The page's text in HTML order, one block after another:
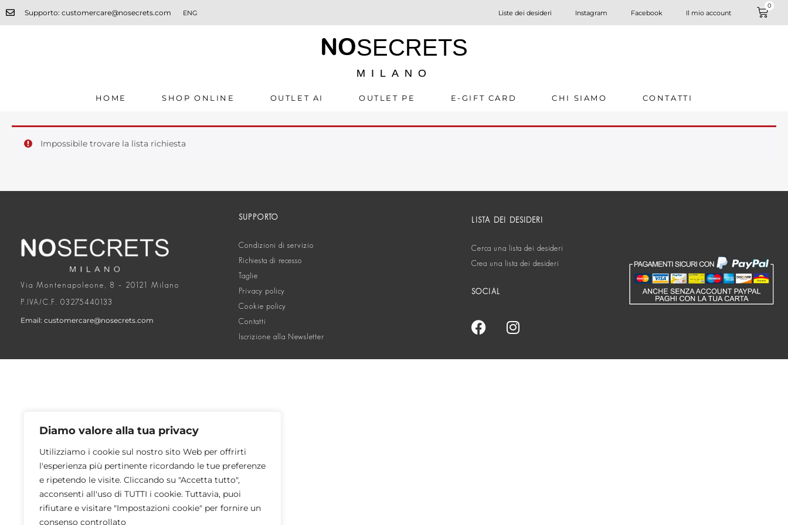
Diamo valore alla tua privacy
Utilizziamo i cookie sul nostro sito Web per offrirti
l'esperienza più pertinente ricordando le tue preferenze
e ripetendo le visite. Cliccando su "Accetta tutto",
acconsenti all'uso di TUTTI i cookie. Tuttavia, puoi
rifiutare e visitare "Impostazioni cookie" per fornire un
consenso controllato
Supporto: customercare@nosecrets.com ENG Liste dei desideri Instagram Facebook Il mio account
0
NOSECRETS
MILANO
HOME SHOP ONLINE OUTLET AI OUTLET PE E-GIFT CARD CHI SIAMO CONTATTI
Impossibile trovare la lista richiesta
Via Montenapoleone, 8 – 20121 Milano
P.IVA/C.F. 03275440133
Email: customercare@nosecrets.com
SUPPORTO
Condizioni di servizio
Richiesta di recesso
Taglie
Privacy policy
Cookie policy
Contatti
Iscrizione alla Newsletter
LISTA DEI DESIDERI
Cerca una lista dei desideri
Crea una lista dei desideri
SOCIAL